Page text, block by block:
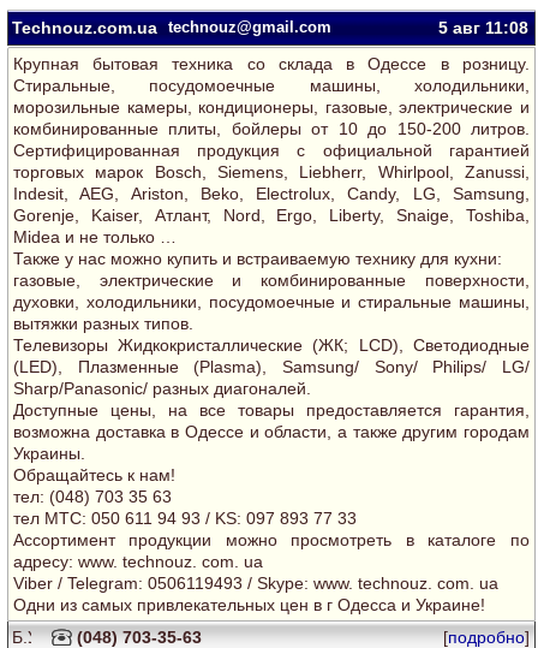
Technouz.com.ua technouz@gmail.com 5 авг11:08
Крупная бытовая техника со склада в Одессе в розницу.
Cтиральные, посудомоечные машины, холодильники,
морозильные камеры, кондиционеры, газовые, электрические и
комбинированные плиты, бойлеры от 10 до 150-200 литров.
Сертифицированная продукция с официальной гарантией
торговых марок Bosch, Siemens, Liebherr, Whirlpool, Zanussi,
Indesit, AEG, Ariston, Beko, Electrolux, Candy, LG, Samsung,
Gorenje, Kaiser, Атлант, Nord, Ergo, Liberty, Snaige, Toshiba,
Midea и не только …
Также у нас можно купить и встраиваемую технику для кухни:
газовые, электрические и комбинированные поверхности,
духовки, холодильники, посудомоечные и стиральные машины,
вытяжки разных типов.
Телевизоры Жидкокристаллические (ЖК; LCD), Светодиодные
(LED), Плазменные (Plasma), Samsung/ Sony/ Philips/ LG/
Sharp/Panasonic/ разных диагоналей.
Доступные цены, на все товары предоставляется гарантия,
возможна доставка в Одессе и области, а также другим городам
Украины.
Обращайтесь к нам!
тел: (048) 703 35 63
тел MTC: 050 611 94 93 / KS: 097 893 77 33
Ассортимент продукции можно просмотреть в каталоге по
адресу: www. technouz. com. ua
Viber / Telegram: 0506119493 / Skype: www. technouz. com. ua
Одни из самых привлекательных цен в г Одесса и Украине!
(048) 703-35-63
[подробно]